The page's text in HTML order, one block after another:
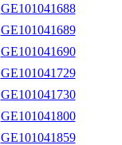
GE101041688
GE101041689
GE101041690
GE101041729
GE101041730
GE101041800
GE101041859